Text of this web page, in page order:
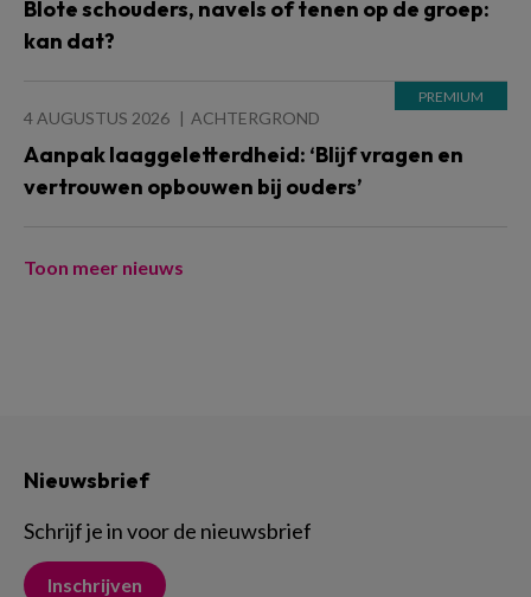
Blote schouders, navels of tenen op de groep:
kan dat?
4 AUGUSTUS 2026 ACHTERGROND
Aanpak laaggeletterdheid: ‘Blijf vragen en
vertrouwen opbouwen bij ouders’
Toon meer nieuws
Nieuwsbrief
Schrijf je in voor de nieuwsbrief
Inschrijven